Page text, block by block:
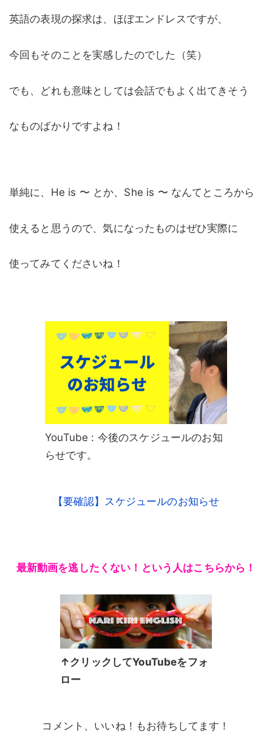
英語の表現の探求は、ほぼエンドレスですが、
今回もそのことを実感したのでした（笑）
でも、どれも意味としては会話でもよく出てきそう
なものばかりですよね！
単純に、He is 〜 とか、She is 〜 なんてところから
使えると思うので、気になったものはぜひ実際に
使ってみてくださいね！
YouTube : 今後のスケジュールのお知
らせです。
【要確認】スケジュールのお知らせ
最新動画を逃したくない！という人はこちらから！
↑クリックしてYouTubeをフォ
ロー
コメント、いいね！もお待ちしてます！